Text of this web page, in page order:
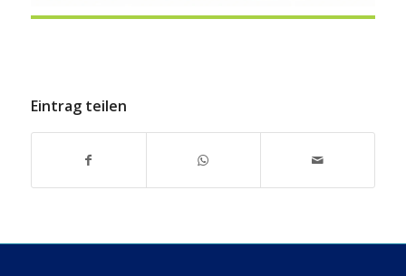
Eintrag teilen